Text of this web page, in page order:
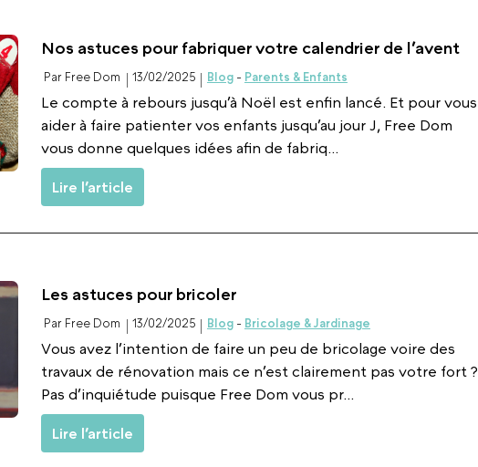
Nos astuces pour fabriquer votre calendrier de l’avent
Par Free Dom 13/02/2025 Blog- Parents & Enfants
Le compte à rebours jusqu’à Noël est enfin lancé. Et pour vous
aider à faire patienter vos enfants jusqu’au jour J, Free Dom
vous donne quelques idées afin de fabriq...
Lire l’article
Les astuces pour bricoler
Par Free Dom 13/02/2025 Blog- Bricolage & Jardinage
Vous avez l’intention de faire un peu de bricolage voire des
travaux de rénovation mais ce n’est clairement pas votre fort ?
Pas d’inquiétude puisque Free Dom vous pr...
Lire l’article